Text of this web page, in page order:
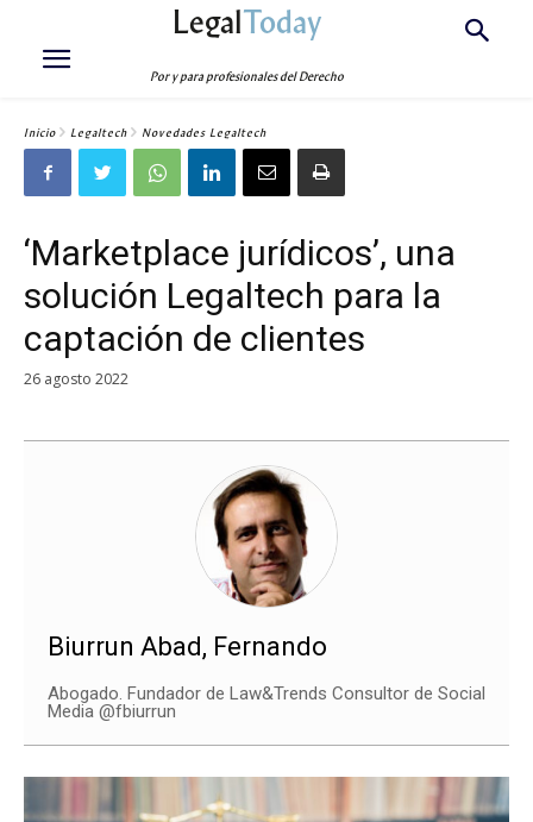
LegalToday
Por y para profesionales del Derecho
Inicio Legaltech Novedades Legaltech
‘Marketplace jurídicos’, una
solución Legaltech para la
captación de clientes
26 agosto 2022
Biurrun Abad, Fernando
Abogado. Fundador de Law&Trends Consultor de Social
Media @fbiurrun